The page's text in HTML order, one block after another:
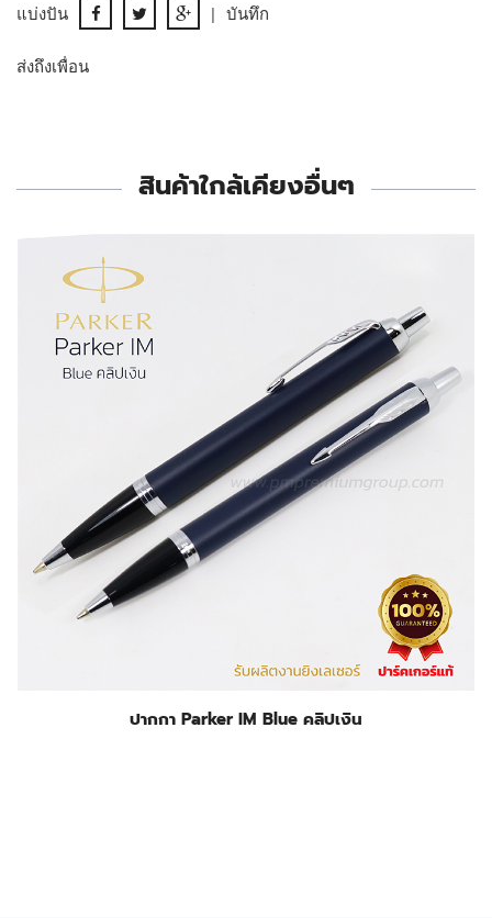
แบ่งปัน | บันทึก
ส่งถึงเพื่อน
สินค้าใกล้เคียงอื่นๆ
ปากกา Parker IM Blue คลิปเงิน